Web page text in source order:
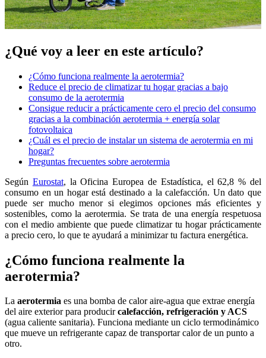
¿Qué voy a leer en este artículo?
¿Cómo funciona realmente la aerotermia?
Reduce el precio de climatizar tu hogar gracias a bajo
consumo de la aerotermia
Consigue reducir a prácticamente cero el precio del consumo
gracias a la combinación aerotermia + energía solar
fotovoltaica
¿Cuál es el precio de instalar un sistema de aerotermia en mi
hogar?
Preguntas frecuentes sobre aerotermia
Según Eurostat, la Oficina Europea de Estadística, el 62,8 % del
consumo en un hogar está destinado a la calefacción. Un dato que
puede ser mucho menor si elegimos opciones más eficientes y
sostenibles, como la aerotermia. Se trata de una energía respetuosa
con el medio ambiente que puede climatizar tu hogar prácticamente
a precio cero, lo que te ayudará a minimizar tu factura energética.
¿Cómo funciona realmente la
aerotermia?
La aerotermia es una bomba de calor aire-agua que extrae energía
del aire exterior para producircalefacción, refrigeración y ACS
(agua caliente sanitaria). Funciona mediante un ciclo termodinámico
que mueve un refrigerante capaz de transportar calor de un punto a
otro.